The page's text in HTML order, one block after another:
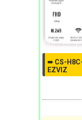
➠ CS-
EZVIZ